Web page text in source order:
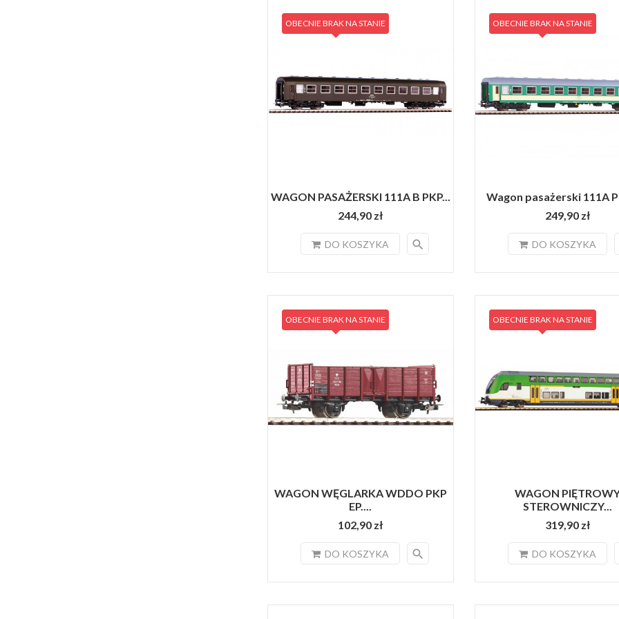
WAGON PASAŻERSKI 111A B PKP...
244,90 zł
DO KOSZYKA search
OBECNIE BRAK NA STANIE
Wagon pasażerski 111A
249,90 zł
DO KOSZYKA
OBECNIE BRAK NA STANIE
WAGON WĘGLARKA WDDO PKP
EP....
102,90 zł
DO KOSZYKA search
OBECNIE BRAK NA STANIE
WAGON
STEROWNICZY...
319,90 zł
DO KOSZYKA
OBECNIE BRAK NA STANIE